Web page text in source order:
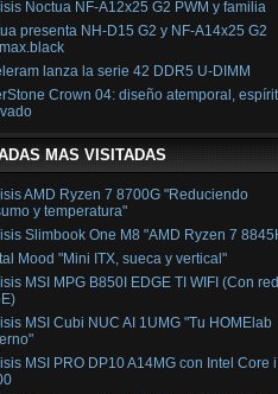
Noctua NF-A12x25 G2 PWM y familia
presenta NH-D15 G2 y NF-A14x25 G2
lanza la serie 42 DDR5 U-DIMM
Crown 04: diseño atemporal,
MAS VISITADAS
AMD Ryzen 7 8700G "Reduciendo
y temperatura"
Slimbook One M8 "AMD Ryzen 7
Mood "Mini ITX, sueca y vertical"
MSI MPG B850I EDGE TI WIFI (Con
MSI Cubi NUC AI 1UMG "Tu HOMElab
MSI PRO DP10 A14MG con Intel Core